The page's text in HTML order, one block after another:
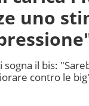
uno
sogna il bis:
contro le